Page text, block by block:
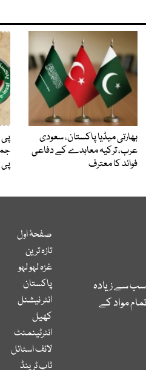
بھارتی میڈیا پاکستان، سعودی
عرب، ترکیہ معاہدے کے دفاعی
فوائد کا معترف
پی
سب سے زیادہ
مواد کے
صفحۂ اول
تازہ ترین
غزہ لہو لہو
پاکستان
انٹر نیشنل
کھیل
انٹرٹینمنٹ
لائف اسٹائل
ٹاپ ٹرینڈ